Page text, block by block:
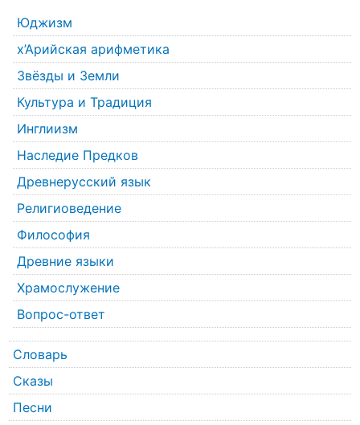
Юджизм
х’Арийская арифметика
Звёзды и Земли
Культура и Традиция
Инглиизм
Наследие Предков
Древнерусский язык
Религиоведение
Философия
Древние языки
Храмослужение
Вопрос-ответ
Словарь
Сказы
Песни